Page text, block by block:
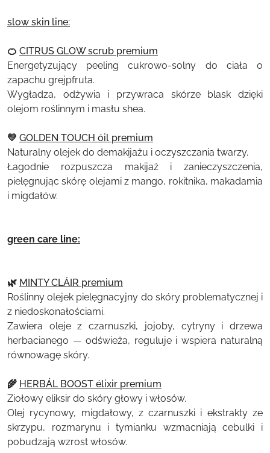
slow skin line:
🍊 CITRUS GLOW scrub premium
Energetyzujący peeling cukrowo-solny do ciała o
zapachu grejpfruta.
Wygładza, odżywia i przywraca skórze blask dzięki
olejom roślinnym i masłu shea.
💛 GOLDEN TOUCH óil premium
Naturalny olejek do demakijażu i oczyszczania twarzy.
Łagodnie rozpuszcza makijaż i zanieczyszczenia,
pielęgnując skórę olejami z mango, rokitnika, makadamia
i migdałów.
green care line:
🌿 MINTY CLÁIR premium
Roślinny olejek pielęgnacyjny do skóry problematycznej i
z niedoskonałościami.
Zawiera oleje z czarnuszki, jojoby, cytryny i drzewa
herbacianego — odświeża, reguluje i wspiera naturalną
równowagę skóry.
🌾 HERBÁL BOOST élixir premium
Ziołowy eliksir do skóry głowy i włosów.
Olej rycynowy, migdałowy, z czarnuszki i ekstrakty ze
skrzypu, rozmarynu i tymianku wzmacniają cebulki i
pobudzają wzrost włosów.